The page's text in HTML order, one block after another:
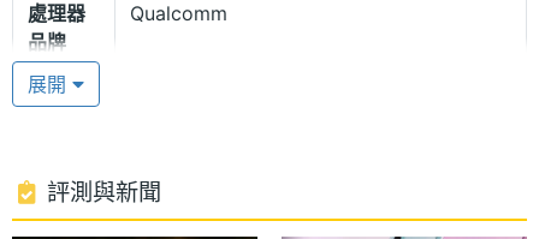
術。
高通驍龍 778G
操作介面，規格搭載 Qualcomm Snapdragon 778G
八核心處理器，內建 8GB RAM + 256GB ROM；支
處理器
品牌
Qualcomm
處理器
處理器
時脈
2.4 GHz
展開
評測與新聞